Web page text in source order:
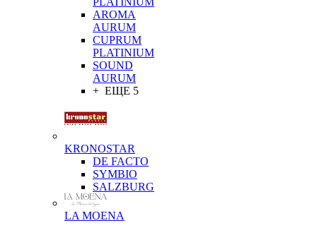
AROMA
AURUM
CUPRUM
PLATINIUM
SOUND
AURUM
+ ЕЩЕ 5
KRONOSTAR
DE FACTO
SYMBIO
SALZBURG
LA MOENA